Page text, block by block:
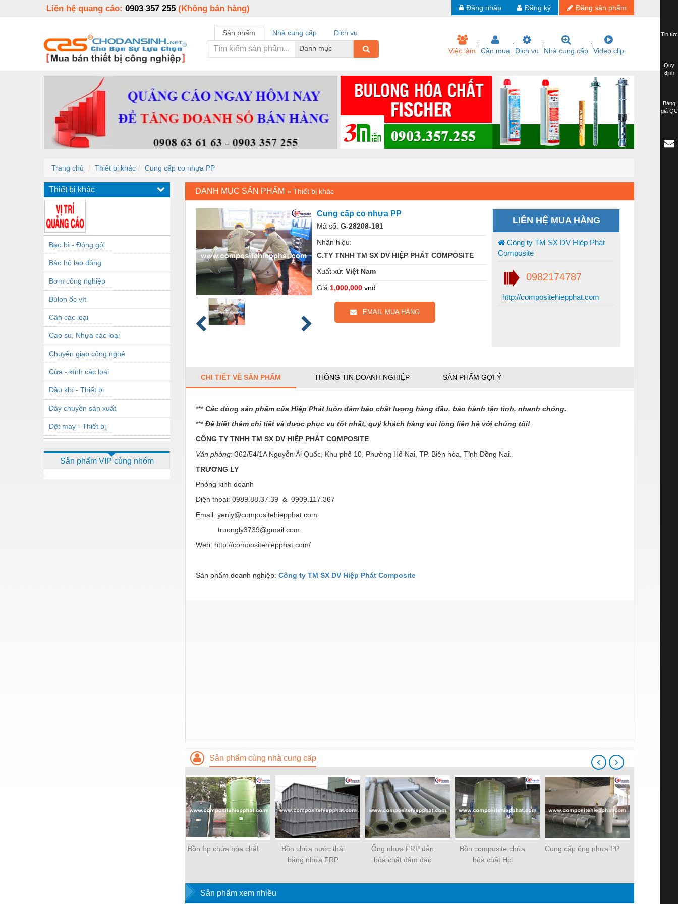
Liên hệ quảng cáo: 0903 357 255 (Không bán hàng) Đăng sản phẩm
Đăng ký
Đăng nhập
Sản phẩm Nhà cung cấp
Dịch vụ
Danh mục
Việc làm Cần mua Dịch vụ Nhà cung cấp Video clip
Trang chủ Thiết bị khác Cung cấp co nhựa PP
Thiết bị khác
Bao bì - Đóng gói
Bảo hộ lao động
Bơm công nghiệp
Bùlon ốc vít
Cân các loại
Cao su, Nhựa các loại
Chuyển giao công nghệ
Cửa - kính các loại
Dầu khí - Thiết bị
Dây chuyền sản xuất
Dệt may - Thiết bị
Dịch vụ - Thi công
Sản phẩm VIP cùng nhóm
DANH MỤC SẢN PHẨM » Thiết bị khác
Cung cấp co nhựa PP
Mã số: G-28208-191
Nhãn hiệu:
C.TY TNHH TM SX DV HIỆP PHÁT COMPOSITE
Xuất xứ: Việt Nam
Giá:1,000,000 vnđ
EMAIL MUA HÀNG
LIÊN HỆ MUA HÀNG
Công ty TM SX DV Hiệp Phát
Composite
0982174787
http://compositehiepphat.com
CHI TIẾT VỀ SẢN PHẨM THÔNG TIN DOANH NGHIỆP SẢN PHẨM GỢI Ý
*** Các dòng sản phẩm của Hiệp Phát luôn đảm bảo chất lượng hàng đầu, bảo hành tận tình, nhanh chóng.
*** Để biết thêm chi tiết và được phục vụ tốt nhất, quý khách hàng vui lòng liên hệ với chúng tôi!
CÔNG TY TNHH TM SX DV HIỆP PHÁT COMPOSITE
Văn phòng: 362/54/1A Nguyễn Ái Quốc, Khu phố 10, Phường Hố Nai, TP. Biên hòa, Tỉnh Đồng Nai.
TRƯƠNG LY
Phòng kinh doanh
Điện thoại: 0989.88.37.39 & 0909.117.367
Email: yenly@compositehiepphat.com
truongly3739@gmail.com
Web: http://compositehiepphat.com/
Sản phẩm doanh nghiệp: Công ty TM SX DV Hiệp Phát Composite
Sản phẩm cùng nhà cung cấp
Bồn frp chứa hóa chất
Bồn chứa nước thải
bằng nhựa FRP
Ống nhựa FRP dẫn
hóa chất đậm đặc
Bồn composite chứa
hóa chất Hcl
Cung cấp ống nhựa PP
‹ ›
Sản phẩm xem nhiều
Tin tức
Quy
định
Bảng
giá QC